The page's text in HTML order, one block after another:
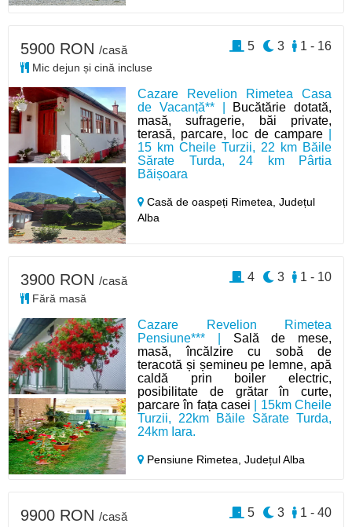
Cazare Revelion Rimetea Casa
de Vacanță** |
Bucătărie dotată,
masă, sufragerie, băi private,
terasă, parcare, loc de campare|
15 km Cheile Turzii, 22 km Băile
Sărate Turda, 24 km Pârtia
Băișoara
Casă de oaspeți Rimetea,Județul
Alba
5900 RON /casă
Mic dejun și cină incluse
1 - 16
3
5
Cazare Revelion Rimetea
Pensiune*** | Sală de mese,
masă, încălzire cu sobă de
teracotă și șemineu pe lemne, apă
caldă prin boiler electric,
posibilitate de grătar în curte,
parcare în fața casei | 15km Cheile
Turzii, 22km Băile Sărate Turda,
24km Iara.
Pensiune Rimetea,Județul Alba
3900 RON /casă
Fără masă
1 - 10
3
4
9900 RON /casă 1 - 40
3
5